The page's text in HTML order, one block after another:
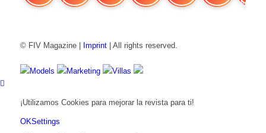
© FIV Magazine | Imprint| All rights reserved.
Models Marketing Villas
¡Utilizamos Cookies para mejorar la revista para ti!
OKSettings